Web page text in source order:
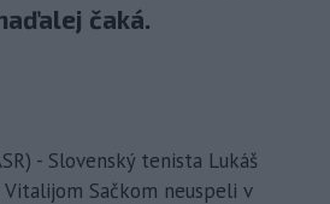
čaká.
- Slovenský tenista Lukáš
Sačkom neuspeli v